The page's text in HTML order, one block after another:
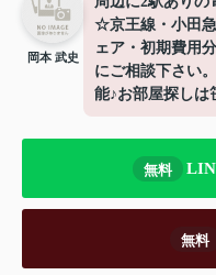
岡本 武史
☆京王線・小田
ェア・初期費用
にご相談下さい
能♪お部屋探し
無料
無料